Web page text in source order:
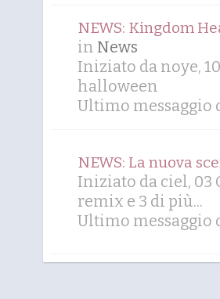
NEWS: Kingdom
in News
Iniziato da noye,
halloween
Ultimo messaggio
NEWS: La nuova
Iniziato da ciel, 03
remix e 3 di più...
Ultimo messaggio